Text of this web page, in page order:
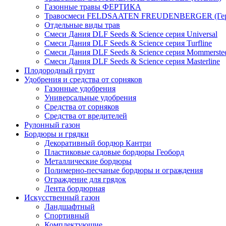
Газонные травы ФЕРТИКА
Травосмеси FELDSAATEN FREUDENBERGER
Отдельные виды трав
Смеси Дания DLF Seeds & Sciеnce серия Universal
Смеси Дания DLF Seeds & Sciеnce серия Turfline
Смеси Дания DLF Seeds & Sciеnce серия
Смеси Дания DLF Seeds & Sciеnce серия Masterline
Плодородный грунт
Удобрения и средства от сорняков
Газонные удобрения
Универсальные удобрения
Средства от сорняков
Средства от вредителей
Рулонный газон
Бордюры и грядки
Декоративный бордюр Кантри
Пластиковые садовые бордюры Геоборд
Металлические бордюры
Полимерно-песчаные бордюры и ограждения
Ограждение для грядок
Лента бордюрная
Искусственный газон
Ландшафтный
Спортивный